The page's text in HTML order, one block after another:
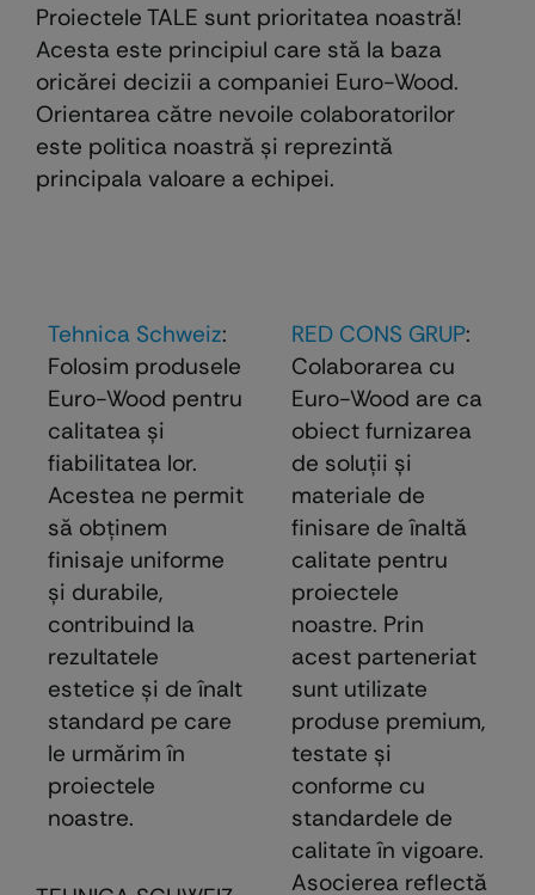
Proiectele TALE sunt prioritatea noastră!
Acesta este principiul care stă la baza
oricărei decizii a companiei Euro-Wood.
Orientarea către nevoile colaboratorilor
este politica noastră şi reprezintă
principala valoare a echipei.
Tehnica Schweiz:
Folosim produsele
Euro-Wood pentru
calitatea și
fiabilitatea lor.
Acestea ne permit
să obținem
finisaje uniforme
și durabile,
contribuind la
rezultatele
estetice și de înalt
standard pe care
le urmărim în
proiectele
noastre.
RED CONS GRUP:
Colaborarea cu
Euro-Wood are ca
obiect furnizarea
de soluţii şi
materiale de
finisare de înaltă
calitate pentru
proiectele
noastre. Prin
acest parteneriat
sunt utilizate
produse premium,
testate şi
conforme cu
standardele de
calitate în vigoare.
Asocierea reflectă